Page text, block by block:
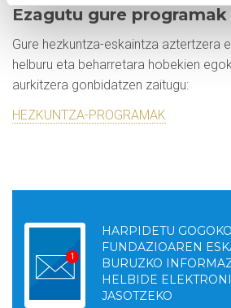
Ezagutu gure programak
Gure hezkuntza-eskaintza aztertzera
helburu eta beharretara hobekien
aurkitzera gonbidatzen zaitugu:
HEZKUNTZA-PROGRAMAK
HARPIDETU
FUNDAZIOAREN
BURUZKO
HELBIDE
JASOTZEKO